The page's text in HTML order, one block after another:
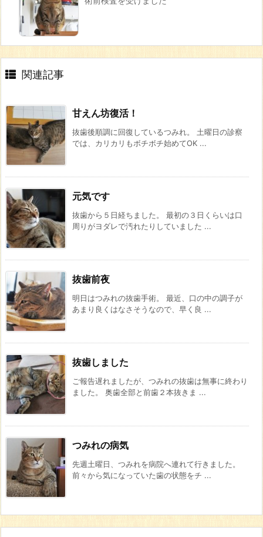
関連記事
甘えん坊復活！
抜歯後順調に回復しているつみれ。 土曜日の診察
では、カリカリもボチボチ始めてOK ...
元気です
抜歯から５日経ちました。 最初の３日くらいは口
周りがヨダレで汚れたりしていました ...
抜歯前夜
明日はつみれの抜歯手術。 最近、口の中の調子が
あまり良くはなさそうなので、早く良 ...
抜歯しました
ご報告遅れましたが、つみれの抜歯は無事に終わり
ました。 奥歯全部と前歯２本抜きま ...
つみれの病気
先週土曜日、つみれを病院へ連れて行きました。
前々から気になっていた歯の状態をチ ...